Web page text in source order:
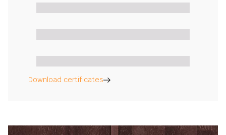
Download certificates